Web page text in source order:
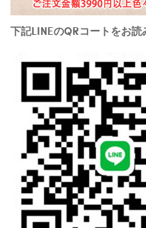
下記LINEのQRコートをお